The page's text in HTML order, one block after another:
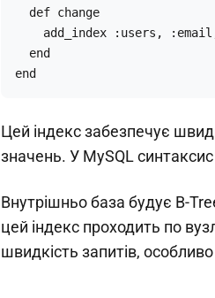
  def change
add_index :users,
  end
end
Цей індекс забезпечує
значень. У MySQL
Внутрішньо база будує B-
цей індекс проходить по
швидкість запитів,